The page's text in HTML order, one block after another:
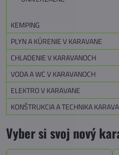
KEMPING
PLYN A KÚRENIE V KARAVANE
CHLADENIE V KARAVANOCH
VODA A WC V KARAVANOCH
ELEKTRO V KARAVANE
KONŠTRUKCIA A TECHNIKA
Vyber si svoj nový